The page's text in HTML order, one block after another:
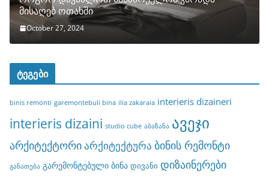
მისაღებ ოთახში
October 27, 2024
ტეგები
binis remonti garemontebuli bina ilia zakaraia interieris dizaineri
interieris dizaini studio cube აბაზანა ავეჯი
არქიტექტორიარქიტექტურა ბინის რემონტი
განათება გარემონტებული ბინა დივანი დიზაინერები